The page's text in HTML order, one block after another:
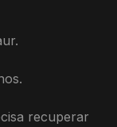
recuperar